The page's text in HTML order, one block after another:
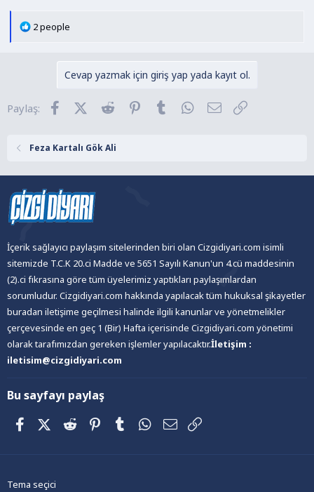
T
e
2 people
Cevap yazmak için giriş yap yada kayıt ol.
Paylaş: FacebookX (Twitter)
Reddit Pinterest
Tumblr WhatsApp
E-posta
Feza Kartalı Gök Ali
İçerik sağlayıcı paylaşım sitelerinden biri olan Cizgidiyari.com isimli
sitemizde T.C.K 20.ci Madde ve 5651 Sayılı Kanun'un 4.cü maddesinin
(2).ci fıkrasına göre tüm üyelerimiz yaptıkları paylaşımlardan
sorumludur. Cizgidiyari.com hakkında yapılacak tüm hukuksal şikayetler
buradan iletişime geçilmesi halinde ilgili kanunlar ve yönetmelikler
çerçevesinde en geç 1 (Bir) Hafta içerisinde Cizgidiyari.com yönetimi
olarak tarafımızdan gereken işlemler yapılacaktır.İletişim :
iletisim@cizgidiyari.com
Bu sayfayı paylaş
FacebookX (Twitter)
Reddit PinterestTumblrWhatsApp
E-posta
Tema seçici